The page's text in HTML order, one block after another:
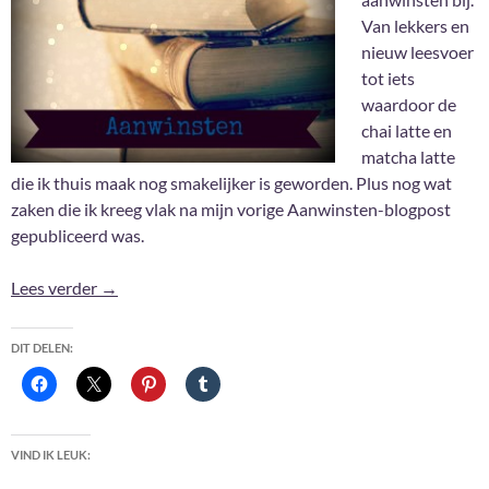
Van lekkers en
nieuw leesvoer
tot iets
waardoor de
chai latte en
matcha latte
die ik thuis maak nog smakelijker is geworden. Plus nog wat
zaken die ik kreeg vlak na mijn vorige Aanwinsten-blogpost
gepubliceerd was.
Lees verder Aanwinsten Mei 2025
→
DIT DELEN:
VIND IK LEUK: